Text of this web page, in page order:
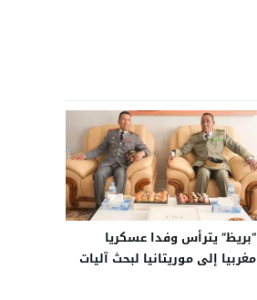
“بريظ” يترأس وفدا عسكريا
مغربيا إلى موريتانيا لبحث آليات